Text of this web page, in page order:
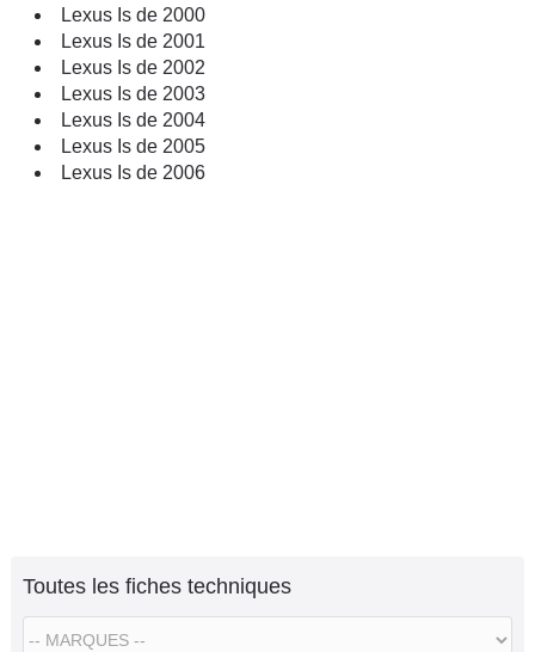
Lexus Is de 2000
Lexus Is de 2001
Lexus Is de 2002
Lexus Is de 2003
Lexus Is de 2004
Lexus Is de 2005
Lexus Is de 2006
Toutes les fiches techniques